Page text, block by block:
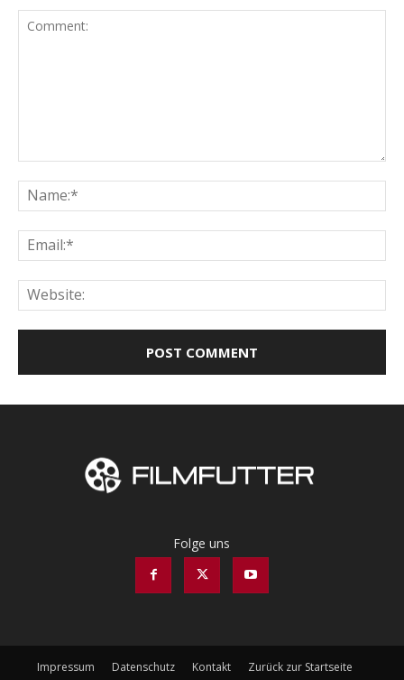
Folge uns
Impressum Datenschutz Kontakt
Zurück zur Startseite